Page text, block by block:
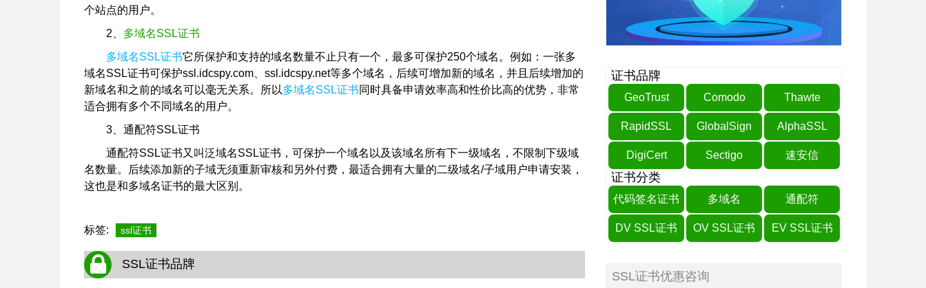
个站点的用户。
2、 多域名SSL证书
多域名SSL证书它所保护和支持的域名数量不止只有一个，最多可保护250个域名。例如：一张多
域名SSL证书可保护ssl.idcspy.com、ssl.idcspy.net等多个域名，后续可增加新的域名，并且后续增加的
新域名和之前的域名可以毫无关系。所以多域名SSL证书同时具备申请效率高和性价比高的优势，非常
适合拥有多个不同域名的用户。
3、通配符SSL证书
通配符SSL证书又叫泛域名SSL证书，可保护一个域名以及该域名所有下一级域名，不限制下级域
名数量。后续添加新的子域无须重新审核和另外付费，最适合拥有大量的二级域名/子域用户申请安装，
这也是和多域名证书的最大区别。
标签: ssl证书
SSL证书品牌
证书品牌
GeoTrust Comodo Thawte
RapidSSL GlobalSign AlphaSSL
DigiCert Sectigo 速安信
证书分类
代码签名证书 多域名 通配符
DV SSL证书 OV SSL证书 EV SSL证书
SSL证书优惠咨询